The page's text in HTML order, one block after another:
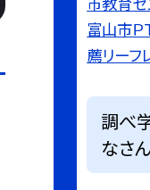
富山市Ｐ
薦リーフ
調べ
なさ